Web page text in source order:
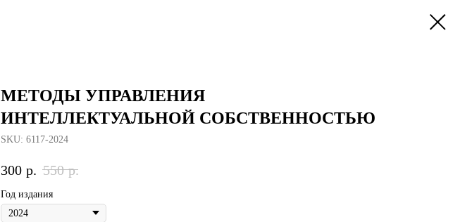
МЕТОДЫ УПРАВЛЕНИЯ
ИНТЕЛЛЕКТУАЛЬНОЙ СОБСТВЕННОСТЬЮ
SKU: 6117-2024
300 р. 550 р.
Год издания